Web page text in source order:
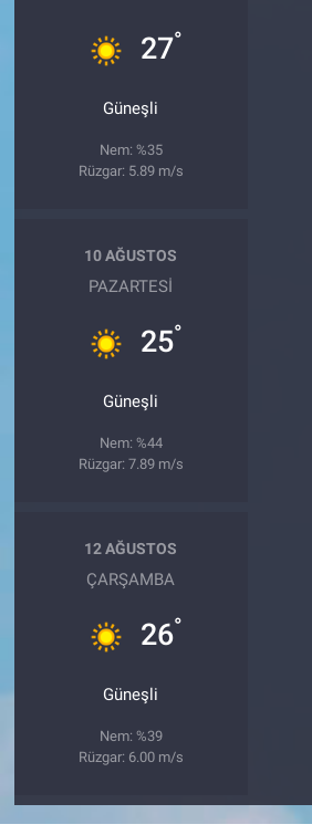
27°
Güneşli
Nem: %35
Rüzgar: 5.89 m/s
10 AĞUSTOS
PAZARTESI
25°
Güneşli
Nem: %44
Rüzgar: 7.89 m/s
12 AĞUSTOS
ÇARŞAMBA
26°
Güneşli
Nem: %39
Rüzgar: 6.00 m/s